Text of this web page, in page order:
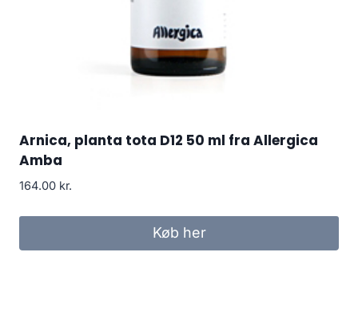
Arnica, planta tota D12 50 ml fra Allergica
Amba
164.00 kr.
Køb her